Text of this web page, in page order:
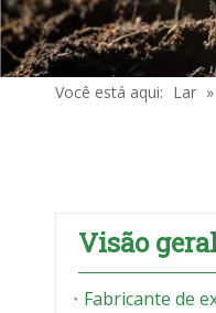
Você está aqui: Lar »
Visão
Fabricante de